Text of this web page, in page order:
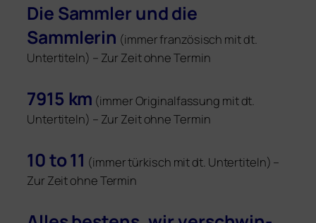
Die Sammler und die
Sammlerin (immer fran­zö­sisch mit dt.
Untertiteln) – Zur Zeit ohne Termin
7915 km (immer Originalfassung mit dt.
Untertiteln) – Zur Zeit ohne Termin
10 to 11 (immer tür­kisch mit dt. Untertiteln) –
Zur Zeit ohne Termin